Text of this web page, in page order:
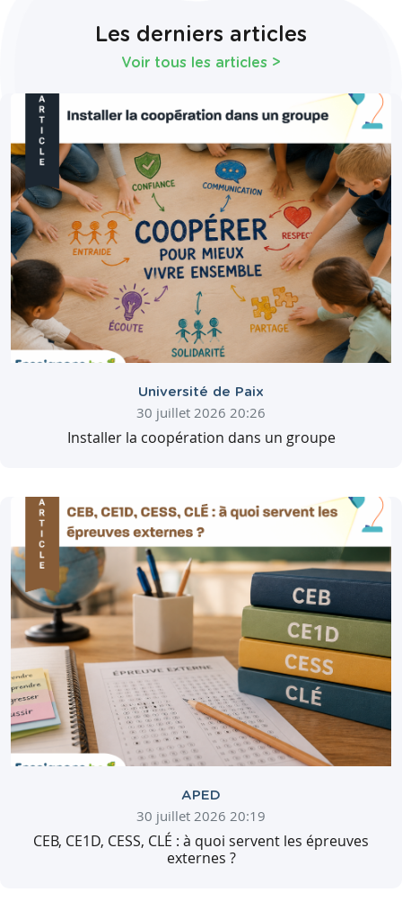
Les derniers articles
Voir tous les articles >
Université de Paix
30 juillet 2026 20:26
Installer la coopération dans un groupe
APED
30 juillet 2026 20:19
CEB, CE1D, CESS, CLÉ : à quoi servent les épreuves
externes ?